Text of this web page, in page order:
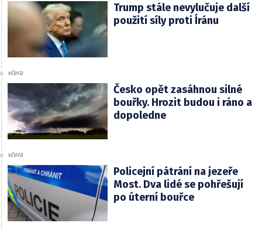
Trump stále nevylučuje další
použití síly proti Íránu
včera
Česko opět zasáhnou silné
bouřky. Hrozit budou i ráno a
dopoledne
včera
Policejní pátrání na jezeře
Most. Dva lidé se pohřešují
po úterní bouřce